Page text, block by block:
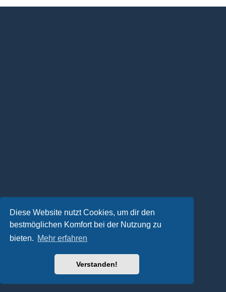
Diese Website nutzt Cookies, um dir den
bestmöglichen Komfort bei der Nutzung zu
bieten. Mehr erfahren
Verstanden!